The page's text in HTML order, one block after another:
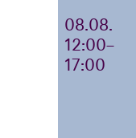
08.08.
12:00–
17:00